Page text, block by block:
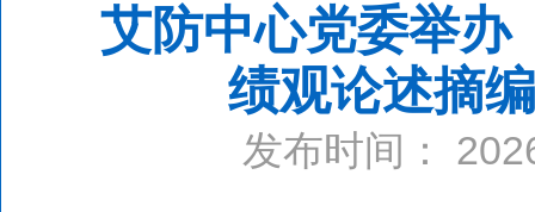
艾防中心党委举办
绩观论述摘
发布时间：